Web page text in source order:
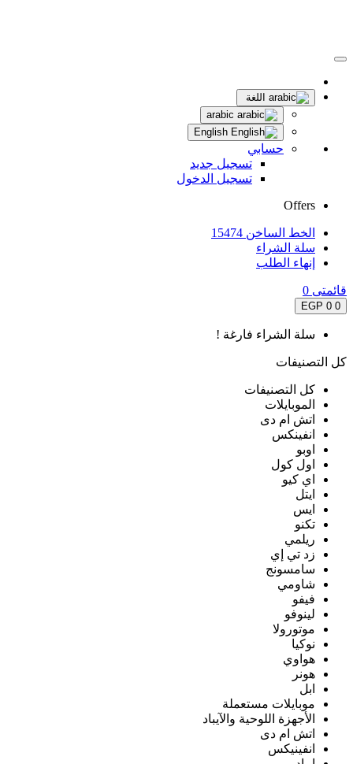
اللغة
حسابي
تسجيل جديد
تسجيل الدخول
Offers
الخط الساخن 15474
سلة الشراء
إنهاء الطلب
قائمتى 0
0
0 EGP
سلة الشراء فارغة !
كل التصنيفات
كل التصنيفات
الموبايلات
اتش ام دى
انفينكس
اوبو
اول كول
اي كيو
ايتل
ايس
تكنو
ريلمي
زد تي إي
سامسونج
شاومي
فيفو
لينوفو
موتورولا
نوكيا
هواوي
هونر
ابل
موبايلات مستعملة
الأجهزة اللوحية والآيباد
اتش ام دى
انفينيكس